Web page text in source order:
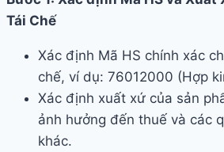
Tái Chế
Xác định Mã HS chính xác
chế, ví dụ: 76012000 (Hợp
Xác định xuất xứ của sản
ảnh hưởng đến thuế và các
khác.